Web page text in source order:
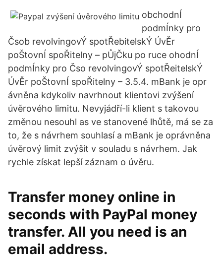
obchodnÍ
podmÍnky pro
Čsob revolvingovÝ spotŘebitelskÝ ÚvĚr
poŠtovnÍ spoŘitelny – pŮjČku po ruce ohodnÍ
podmÍnky pro Čso revolvingovÝ spotŘeitelskÝ
ÚvĚr poŠtovnÍ spoŘitelny – 3.5.4. mBank je opr
ávněna kdykoliv navrhnout klientovi zvýšení
úvěrového limitu. Nevyjádří-li klient s takovou
změnou nesouhl as ve stanovené lhůtě, má se za
to, že s návrhem souhlasí a mBank je oprávněna
úvěrový limit zvýšit v souladu s návrhem. Jak
rychle získat lepší záznam o úvěru.
Transfer money online in
seconds with PayPal money
transfer. All you need is an
email address.